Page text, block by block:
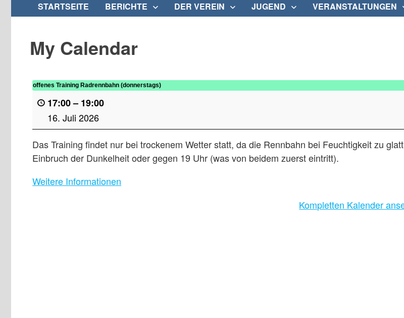
STARTSEITE BERICHTE DER VEREIN JUGEND VERANSTALTUNGEN
My Calendar
offenes Training Radrennbahn (donnerstags)
17:00– 19:00
16. Juli 2026
Das Training findet nur bei trockenem Wetter statt, da die Rennbahn bei Feuchtigkeit zu
Einbruch der Dunkelheit oder gegen 19 Uhr (was von beidem zuerst eintritt).
Weitere Informationen
Kompletten Kalender